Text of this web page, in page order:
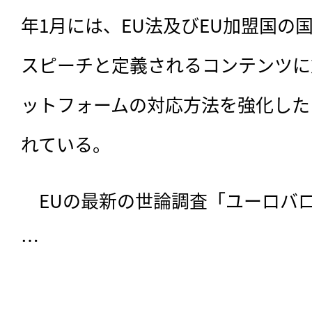
年1月には、EU法及びEU加盟国の
スピーチと定義されるコンテンツ
ットフォームの対応方法を強化し
れている。
EUの最新の世論調査「ユーロバ
…